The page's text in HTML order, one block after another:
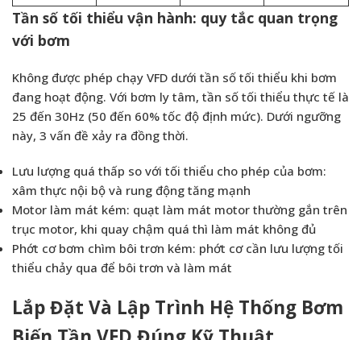
Tần số tối thiểu vận hành: quy tắc quan trọng
với bơm
Không được phép chạy VFD dưới tần số tối thiểu khi bơm
đang hoạt động. Với bơm ly tâm, tần số tối thiểu thực tế là
25 đến 30Hz (50 đến 60% tốc độ định mức). Dưới ngưỡng
này, 3 vấn đề xảy ra đồng thời.
Lưu lượng quá thấp so với tối thiểu cho phép của bơm:
xâm thực nội bộ và rung động tăng mạnh
Motor làm mát kém: quạt làm mát motor thường gắn trên
trục motor, khi quay chậm quá thì làm mát không đủ
Phớt cơ bơm chìm bôi trơn kém: phớt cơ cần lưu lượng tối
thiểu chảy qua để bôi trơn và làm mát
Lắp Đặt Và Lập Trình Hệ Thống Bơm